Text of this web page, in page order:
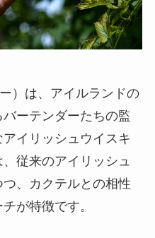
）は、アイルランドの
ーテンダーたちの監
イリッシュウイスキ
従来のアイリッシュ
、カクテルとの相性
が特徴です。